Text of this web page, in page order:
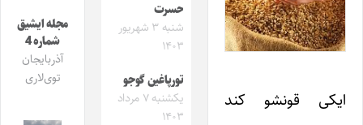
ایکی قونشو کند
حسرت
شنبه ۳ شهریور
۱۴۰۳
تورپاغین گوجو
یکشنبه ۷ مرداد
۱۴۰۳
مجله ایشیق
شماره 4
آذربایجان
توی‌لاری